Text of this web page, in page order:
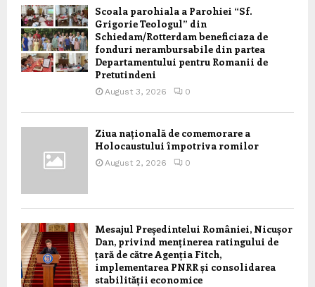
Scoala parohiala a Parohiei “Sf.
Grigorie Teologul” din
Schiedam/Rotterdam beneficiaza de
fonduri nerambursabile din partea
Departamentului pentru Romanii de
Pretutindeni
August 3, 2026 0
Ziua națională de comemorare a
Holocaustului împotriva romilor
August 2, 2026 0
Mesajul Președintelui României, Nicușor
Dan, privind menținerea ratingului de
țară de către Agenția Fitch,
implementarea PNRR și consolidarea
stabilității economice